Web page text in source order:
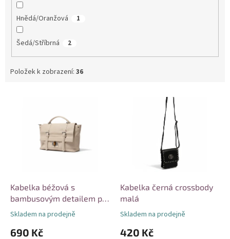
Hnědá/Oranžová 1
Šedá/Stříbrná 2
Položek k zobrazení: 36
Kabelka béžová s
bambusovým detailem pro
každou příležitost
Skladem na prodejně
690 Kč
Kabelka černá crossbody
malá
Skladem na prodejně
420 Kč